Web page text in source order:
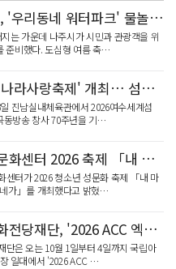
나주시 드들섬, '우리동네 워터파크' 물놀이 축제
는 가운데 나주시가 시민과 관광객을 위
준비했다. 도심형 여름 축…
여수시, '2026 나라사랑축제' 개최… 섬박람회 성공 기원
진남실내체육관에서 2026여수세계섬
동방송 창사 70주년을 기…
전남청소년성문화센터 2026 축제 「내 마음은 내가, 네 마음은 네가」
센터가 2026 청소년 성문화 축제 「내 마
가」를 개최했다고 밝혔…
국립아시아문화전당재단, '2026 ACC 엑스뮤직', 10월 1일 개막
단은 오는 10월 1일부터 4일까지 국립아
일대에서 '2026 ACC …